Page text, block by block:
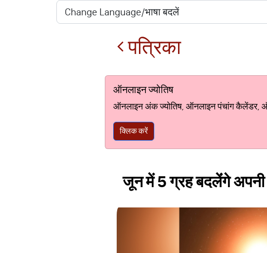
पत्रिका
ऑनलाइन ज्योतिष
ऑनलाइन अंक ज्योतिष, ऑनलाइन पंचांग कैलेंडर,
क्लिक करें
जून में 5 ग्रह बदलेंंगे अपनी